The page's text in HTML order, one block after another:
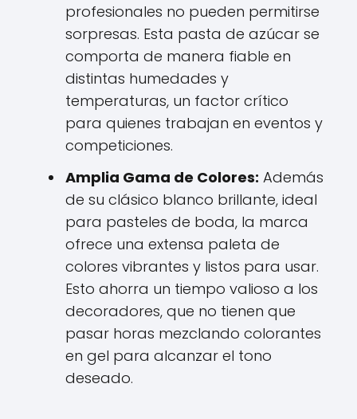
profesionales no pueden permitirse
sorpresas. Esta pasta de azúcar se
comporta de manera fiable en
distintas humedades y
temperaturas, un factor crítico
para quienes trabajan en eventos y
competiciones.
Amplia Gama de Colores: Además
de su clásico blanco brillante, ideal
para pasteles de boda, la marca
ofrece una extensa paleta de
colores vibrantes y listos para usar.
Esto ahorra un tiempo valioso a los
decoradores, que no tienen que
pasar horas mezclando colorantes
en gel para alcanzar el tono
deseado.